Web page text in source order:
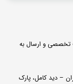
تخصصی و ارسال به
کرج و تهران – دید کامل، پارک